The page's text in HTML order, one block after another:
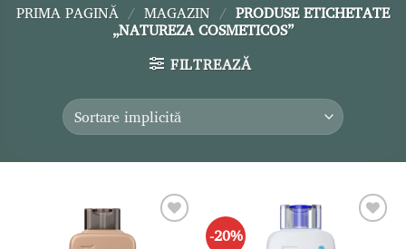
PRIMA PAGINĂ / MAGAZIN / PRODUSE ETICHETATE
„NATUREZA COSMETICOS”
FILTREAZĂ
-20%